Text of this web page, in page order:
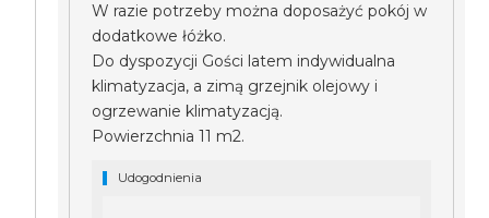
W razie potrzeby można doposażyć pokój w
dodatkowe łóżko.
Do dyspozycji Gości latem indywidualna
klimatyzacja, a zimą grzejnik olejowy i
ogrzewanie klimatyzacją.
Powierzchnia 11 m2.
Udogodnienia